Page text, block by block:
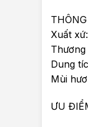
Xuất
Thương
Dung
Mùi
ƯU